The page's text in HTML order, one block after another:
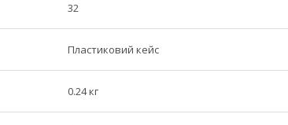
32
Пластиковий кейс
0.24 кг